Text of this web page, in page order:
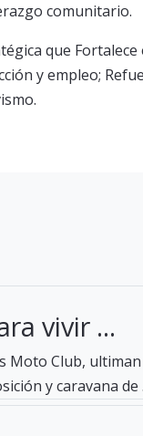
comunitario.
que
y empleo;
vivir ...
Moto Club,
y caravana de